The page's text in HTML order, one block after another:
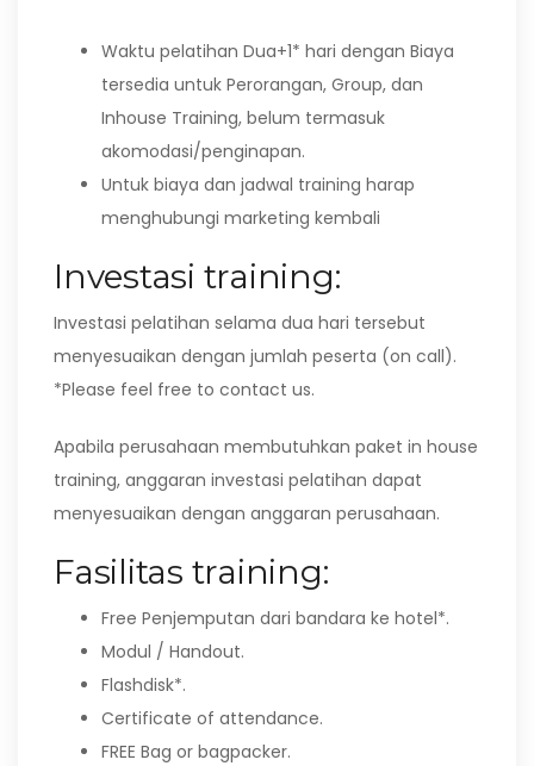
Waktu pelatihan Dua+1* hari dengan Biaya
tersedia untuk Perorangan, Group, dan
Inhouse Training, belum termasuk
akomodasi/penginapan.
Untuk biaya dan jadwal training harap
menghubungi marketing kembali
Investasi training:
Investasi pelatihan selama dua hari tersebut
menyesuaikan dengan jumlah peserta (on call).
*Please feel free to contact us.
Apabila perusahaan membutuhkan paket in house
training, anggaran investasi pelatihan dapat
menyesuaikan dengan anggaran perusahaan.
Fasilitas training:
Free Penjemputan dari bandara ke hotel*.
Modul / Handout.
Flashdisk*.
Certificate of attendance.
FREE Bag or bagpacker.